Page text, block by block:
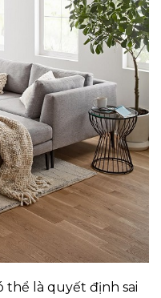
thể là quyết định sai